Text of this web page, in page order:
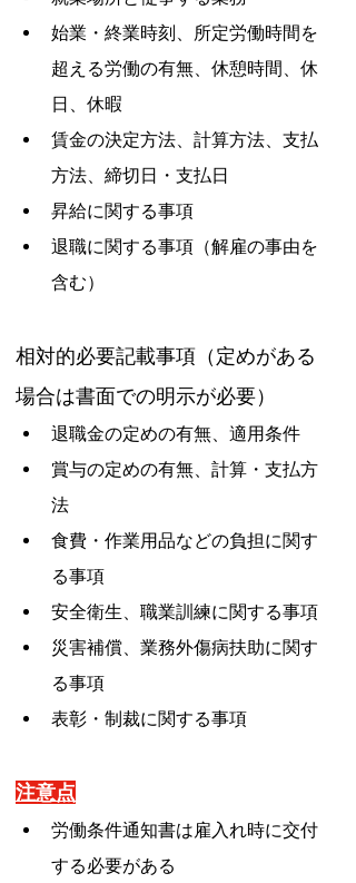
始業・終業時刻、所定労働時間を
超える労働の有無、休憩時間、休
日、休暇
賃金の決定方法、計算方法、支払
方法、締切日・支払日
昇給に関する事項
退職に関する事項（解雇の事由を
含む）
相対的必要記載事項（定めがある
場合は書面での明示が必要）
退職金の定めの有無、適用条件
賞与の定めの有無、計算・支払方
法
食費・作業用品などの負担に関す
る事項
安全衛生、職業訓練に関する事項
災害補償、業務外傷病扶助に関す
る事項
表彰・制裁に関する事項
注意点
労働条件通知書は雇入れ時に交付
する必要がある